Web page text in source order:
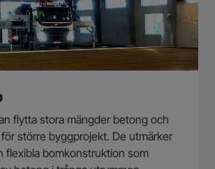
flytta stora mängder betong och
större byggprojekt. De utmärker
flexibla bomkonstruktion som